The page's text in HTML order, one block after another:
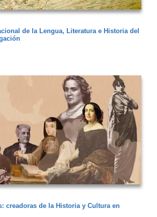
de la Lengua, Literatura e Historia del
creadoras de la Historia y Cultura en